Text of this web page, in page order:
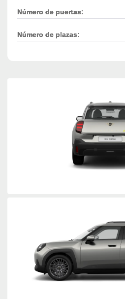
Número de puertas:
Número de plazas: